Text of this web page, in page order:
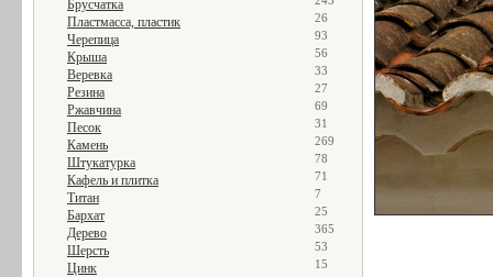
Брусчатка
Пластмасса, пластик 26
Черепица 93
Крыша 56
Веревка 33
Резина 27
Ржавчина 69
Песок 31
Камень 269
Штукатурка 78
Кафель и плитка 71
Титан 7
Бархат 25
Дерево 365
Шерсть 53
Цинк 15